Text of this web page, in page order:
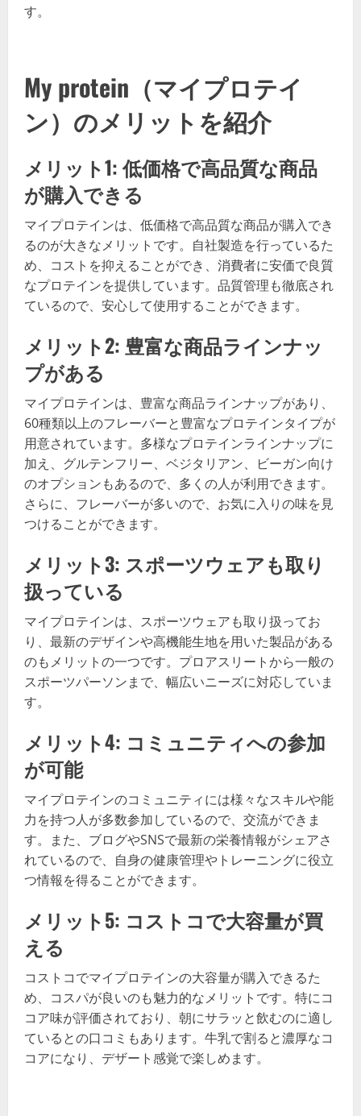
す。
My protein（マイプロテイ
ン）のメリットを紹介
メリット1: 低価格で高品質な商品
が購入できる
マイプロテインは、低価格で高品質な商品が購入でき
るのが大きなメリットです。自社製造を行っているた
め、コストを抑えることができ、消費者に安価で良質
なプロテインを提供しています。品質管理も徹底され
ているので、安心して使用することができます。
メリット2: 豊富な商品ラインナッ
プがある
マイプロテインは、豊富な商品ラインナップがあり、
60種類以上のフレーバーと豊富なプロテインタイプが
用意されています。多様なプロテインラインナップに
加え、グルテンフリー、ベジタリアン、ビーガン向け
のオプションもあるので、多くの人が利用できます。
さらに、フレーバーが多いので、お気に入りの味を見
つけることができます。
メリット3: スポーツウェアも取り
扱っている
マイプロテインは、スポーツウェアも取り扱ってお
り、最新のデザインや高機能生地を用いた製品がある
のもメリットの一つです。プロアスリートから一般の
スポーツパーソンまで、幅広いニーズに対応していま
す。
メリット4: コミュニティへの参加
が可能
マイプロテインのコミュニティには様々なスキルや能
力を持つ人が多数参加しているので、交流ができま
す。また、ブログやSNSで最新の栄養情報がシェアさ
れているので、自身の健康管理やトレーニングに役立
つ情報を得ることができます。
メリット5: コストコで大容量が買
える
コストコでマイプロテインの大容量が購入できるた
め、コスパが良いのも魅力的なメリットです。特にコ
コア味が評価されており、朝にサラッと飲むのに適し
ているとの口コミもあります。牛乳で割ると濃厚なコ
コアになり、デザート感覚で楽しめます。